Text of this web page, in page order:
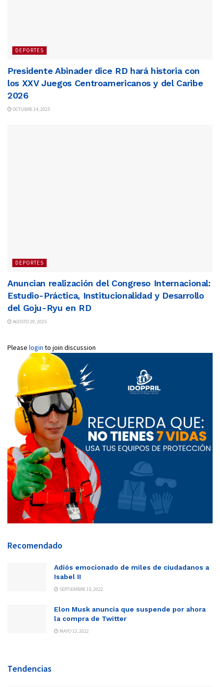
DEPORTES
Presidente Abinader dice RD hará historia con
los XXV Juegos Centroamericanos y del Caribe
2026
OCTUBRE 14, 2025
DEPORTES
Anuncian realización del Congreso Internacional:
Estudio-Práctica, Institucionalidad y Desarrollo
del Goju-Ryu en RD
AGOSTO 29, 2025
Please login to join discussion
Recomendado
Adiós emocionado de miles de ciudadanos a
Isabel II
SEPTIEMBRE 15, 2022
Elon Musk anuncia que suspende por ahora
la compra de Twitter
MAYO 13, 2022
Tendencias